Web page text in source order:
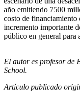
año emitiendo 7500
costo de financiamiento
incremento importante
público en general para
El autor es profesor de
School.
Artículo publicado